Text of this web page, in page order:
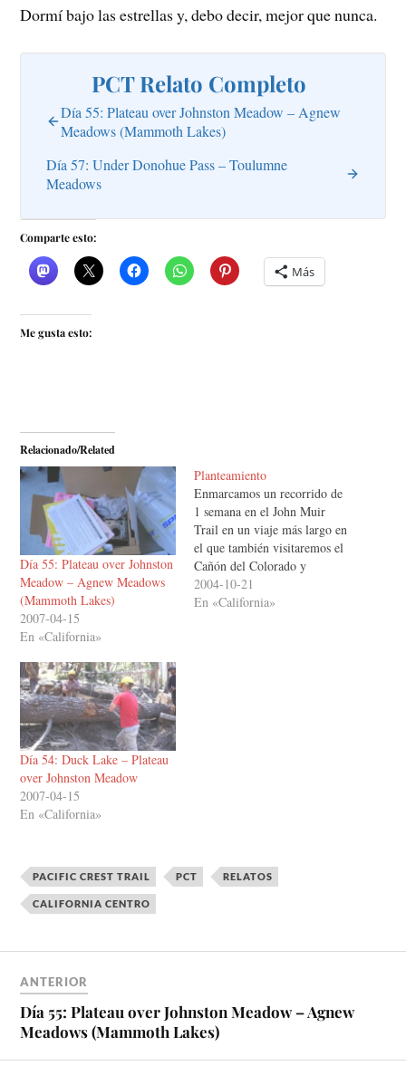
Dormí bajo las estrellas y, debo decir, mejor que nunca.
PCT Relato Completo
Día 55: Plateau over Johnston Meadow – Agnew
Meadows (Mammoth Lakes)
Día 57: Under Donohue Pass – Toulumne
Meadows
Comparte esto:
Más
Me gusta esto:
Relacionado/Related
Día 55: Plateau over Johnston
Meadow – Agnew Meadows
(Mammoth Lakes)
2007-04-15
En «California»
Planteamiento
Enmarcamos un recorrido de
1 semana en el John Muir
Trail en un viaje más largo en
el que también visitaremos el
Cañón del Colorado y
Yellowstone. Los dos últimos
están bastante en medio de la
2004-10-21
En «California»
Día 54: Duck Lake – Plateau
over Johnston Meadow
2007-04-15
En «California»
PACIFIC CREST TRAIL PCT RELATOS
CALIFORNIA CENTRO
ANTERIOR
Día 55: Plateau over Johnston Meadow – Agnew
Meadows (Mammoth Lakes)